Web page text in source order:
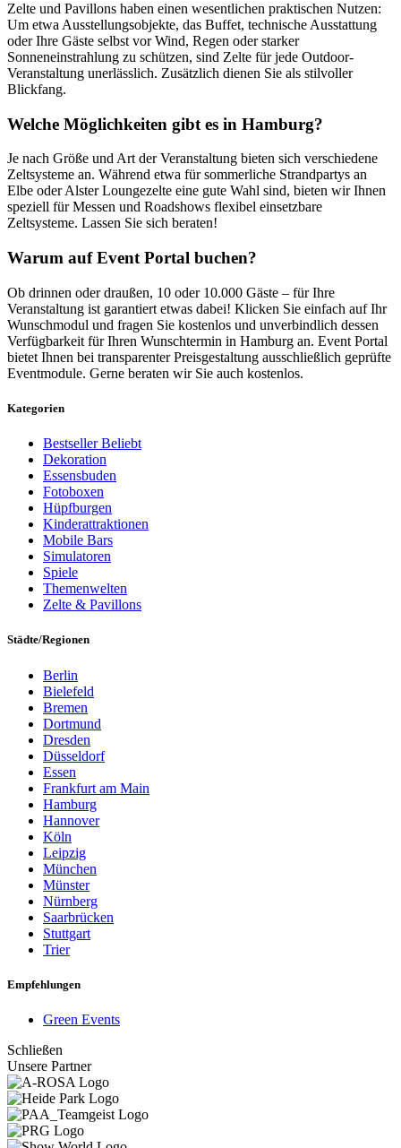
Zelte und Pavillons haben einen wesentlichen praktischen Nutzen:
Um etwa Ausstellungsobjekte, das Buffet, technische Ausstattung
oder Ihre Gäste selbst vor Wind, Regen oder starker
Sonneneinstrahlung zu schützen, sind Zelte für jede Outdoor-
Veranstaltung unerlässlich. Zusätzlich dienen Sie als stilvoller
Blickfang.
Welche Möglichkeiten gibt es in Hamburg?
Je nach Größe und Art der Veranstaltung bieten sich verschiedene
Zeltsysteme an. Während etwa für sommerliche Strandpartys an
Elbe oder Alster Loungezelte eine gute Wahl sind, bieten wir Ihnen
speziell für Messen und Roadshows flexibel einsetzbare
Zeltsysteme. Lassen Sie sich beraten!
Warum auf Event Portal buchen?
Ob drinnen oder draußen, 10 oder 10.000 Gäste – für Ihre
Veranstaltung ist garantiert etwas dabei! Klicken Sie einfach auf Ihr
Wunschmodul und fragen Sie kostenlos und unverbindlich dessen
Verfügbarkeit für Ihren Wunschtermin in Hamburg an. Event Portal
bietet Ihnen bei transparenter Preisgestaltung ausschließlich geprüfte
Eventmodule. Gerne beraten wir Sie auch kostenlos.
Kategorien
BestsellerBeliebt
Dekoration
Essensbuden
Fotoboxen
Hüpfburgen
Kinderattraktionen
Mobile Bars
Simulatoren
Spiele
Themenwelten
Zelte & Pavillons
Städte/Regionen
Berlin
Bielefeld
Bremen
Dortmund
Dresden
Düsseldorf
Essen
Frankfurt am Main
Hamburg
Hannover
Köln
Leipzig
München
Münster
Nürnberg
Saarbrücken
Stuttgart
Trier
Empfehlungen
Green Events
Schließen
Unsere Partner